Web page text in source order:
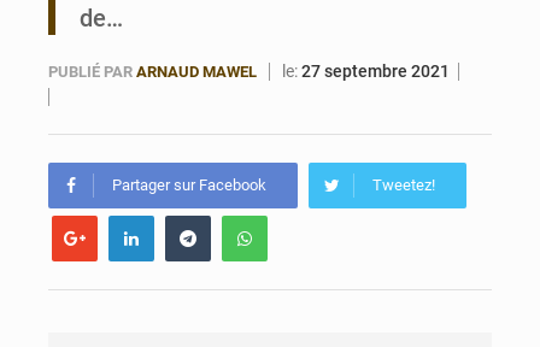
de…
PUBLIÉ PAR ARNAUD MAWEL le:27 septembre 2021
Partager sur Facebook Tweetez!